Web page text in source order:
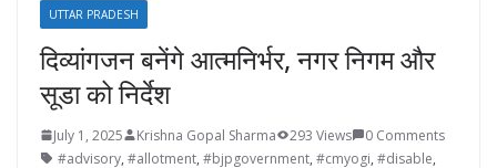
UTTAR PRADESH
दिव्यांगजन बनेंगे आत्मनिर्भर, नगर निगम और
सूडा को निर्देश
July 1, 2025 Krishna Gopal Sharma 293 Views
0 Comments
#advisory, #allotment, #bjpgovernment, #cmyogi, #disable,